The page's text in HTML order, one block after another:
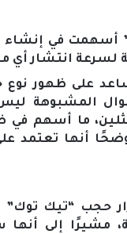
أسهمت في إنشاء
لسرعة انتشار أي
على ظهور نوع
المشبوهة
ما أسهم في
أنها تعتمد
اتخذت قرار حجب
مشيرًا إلى